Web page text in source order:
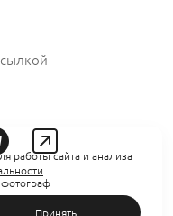
работы сайта и анализа
Принять